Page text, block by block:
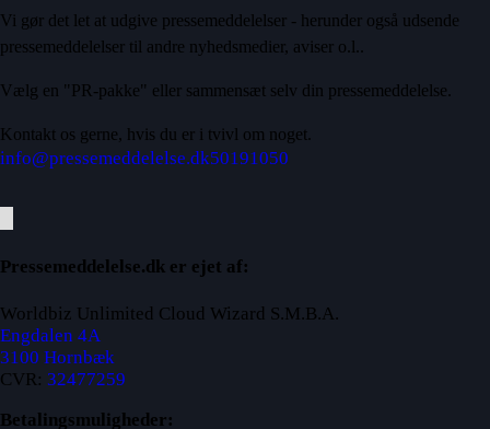
Vi gør det let at udgive pressemeddelelser - herunder også udsende
pressemeddelelser til andre nyhedsmedier, aviser o.l..
Vælg en "PR-pakke" eller sammensæt selv din pressemeddelelse.
Kontakt os gerne, hvis du er i tvivl om noget.
info@pressemeddelelse.dk50191050
Pressemeddelelse.dk er ejet af:
Worldbiz Unlimited Cloud Wizard S.M.B.A.
Engdalen 4A
3100 Hornbæk
CVR: 32477259
Betalingsmuligheder: